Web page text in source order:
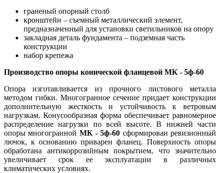
граненый опорный столб
кронштейн – съемный металлический элемент,
предназначенный для установки светильников на опору
закладная деталь фундамента – подземная часть
конструкции
набор крепежа
Производство опоры конической фланцевой МК - 5ф-60
Опора изготавливается из прочного листового металла
методом гибки. Многогранное сечение придает конструкции
дополнительную жесткость и устойчивость к ветровым
нагрузкам. Конусообразная форма обеспечивает равномерное
распределение нагрузки по всей высоте. В нижней части
опоры многогранной МК - 5ф-60 сформирован ревизионный
лючок, к основанию приварен фланец. Поверхность опоры
обработана антикоррозийным покрытием, что значительно
увеличивает срок ее эксплуатации в различных
климатических условиях.